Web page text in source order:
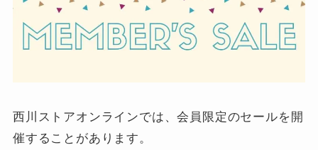
西川ストアオンラインでは、会員限定のセールを開
催することがあります。